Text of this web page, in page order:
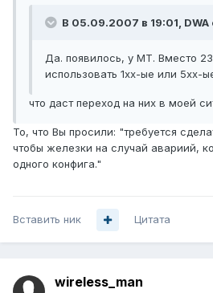
В 05.09.2007 в 19:01, DWA
Да. появилось, у МТ. Вместо
использовать 1хх-ые или 5хх-
что даст переход на них в моей
То, что Вы просили: "требуется
чтобы железки на случай авариий,
одного конфига."
Вставить ник Цитата
wireless_man